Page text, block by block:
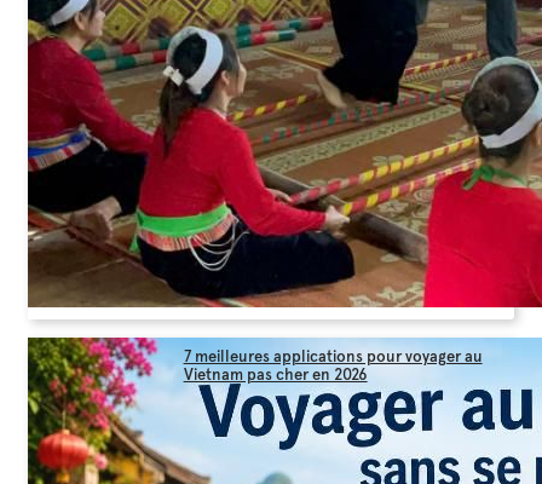
7 meilleures applications pour voyager au
Vietnam pas cher en 2026